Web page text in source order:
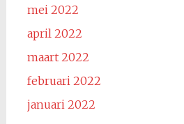
mei 2022
april 2022
maart 2022
februari 2022
januari 2022